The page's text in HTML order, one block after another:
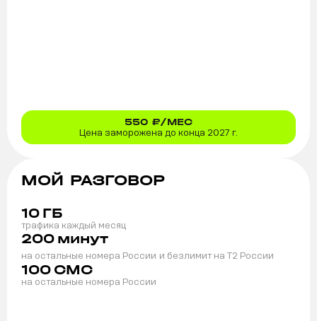
550 ₽/МЕС
Цена заморожена до конца 2027 г.
МОЙ РАЗГОВОР
10 ГБ
трафика каждый месяц
200 минут
на остальные номера России и безлимит на T2 России
100 СМС
на остальные номера России